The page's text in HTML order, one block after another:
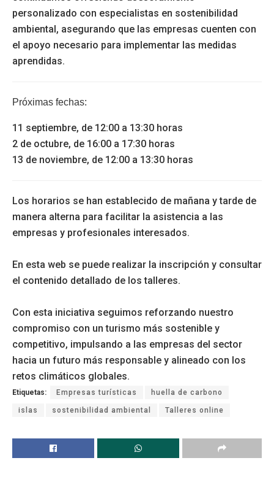
personalizado con especialistas en sostenibilidad
ambiental, asegurando que las empresas cuenten con
el apoyo necesario para implementar las medidas
aprendidas.
Próximas fechas:
11 septiembre, de 12:00 a 13:30 horas
2 de octubre, de 16:00 a 17:30 horas
13 de noviembre, de 12:00 a 13:30 horas
Los horarios se han establecido de mañana y tarde de
manera alterna para facilitar la asistencia a las
empresas y profesionales interesados.
En esta web se puede realizar la inscripción y consultar
el contenido detallado de los talleres.
Con esta iniciativa seguimos reforzando nuestro
compromiso con un turismo más sostenible y
competitivo, impulsando a las empresas del sector
hacia un futuro más responsable y alineado con los
retos climáticos globales.
Etiquetas: Empresas turísticas huella de carbono
islas sostenibilidad ambiental Talleres online